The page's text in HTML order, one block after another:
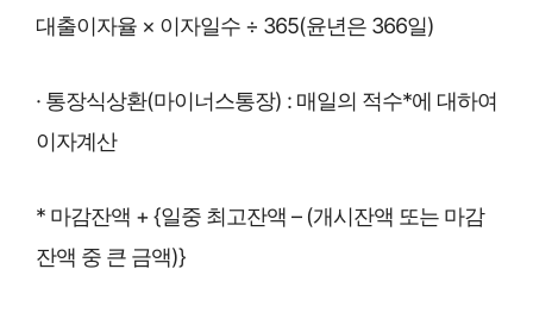
대출이자율 × 이자일수 ÷ 365(윤년은 366일)
· 통장식상환(마이너스통장) : 매일의 적수*에 대하여
이자계산
* 마감잔액 + {일중 최고잔액 – (개시잔액 또는 마감
잔액 중 큰 금액)}